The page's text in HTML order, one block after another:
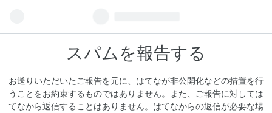
スパムを報告する
お送りいただいたご報告を元に、はてなが非公開化などの措置を行
うことをお約束するものではありません。また、ご報告に対しては
てなから返信することはありません。はてなからの返信が必要な場